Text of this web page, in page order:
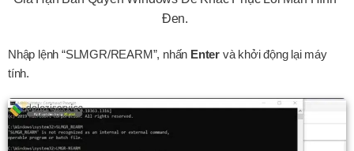
Đen.
Nhập lệnh “SLMGR/REARM”, nhấn Enter và khởi động lại máy
tính.